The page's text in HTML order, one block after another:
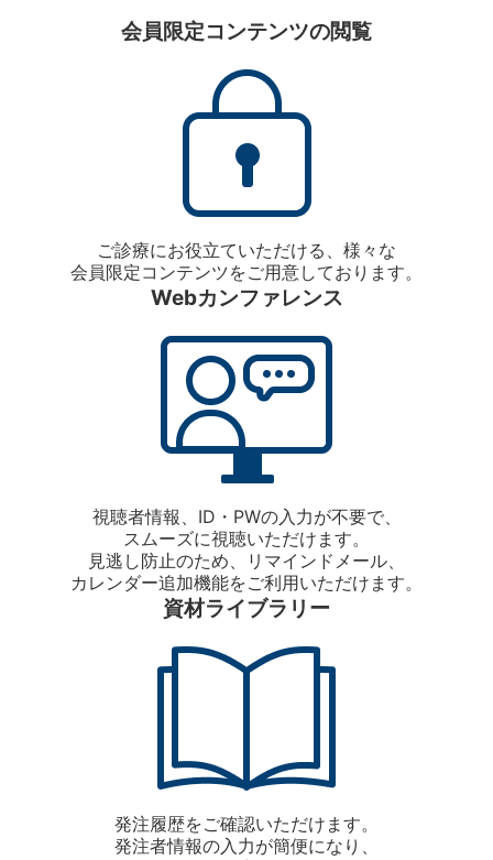
会員限定コンテンツの閲覧
ご診療にお役立ていただける、様々な
会員限定コンテンツをご用意しております。
Webカンファレンス
視聴者情報、ID・PWの入力が不要で、
スムーズに視聴いただけます。
見逃し防止のため、リマインドメール、
カレンダー追加機能をご利用いただけます。
資材ライブラリー
発注履歴をご確認いただけます。
発注者情報の入力が簡便になり、